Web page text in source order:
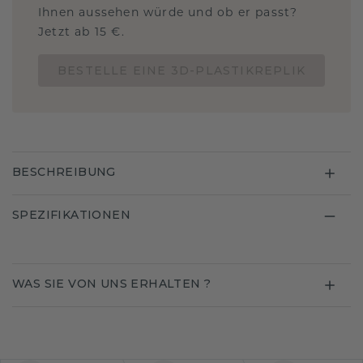
Ihnen aussehen würde und ob er passt?
Jetzt ab 15 €.
BESCHREIBUNG
SPEZIFIKATIONEN
WAS SIE VON UNS ERHALTEN ?